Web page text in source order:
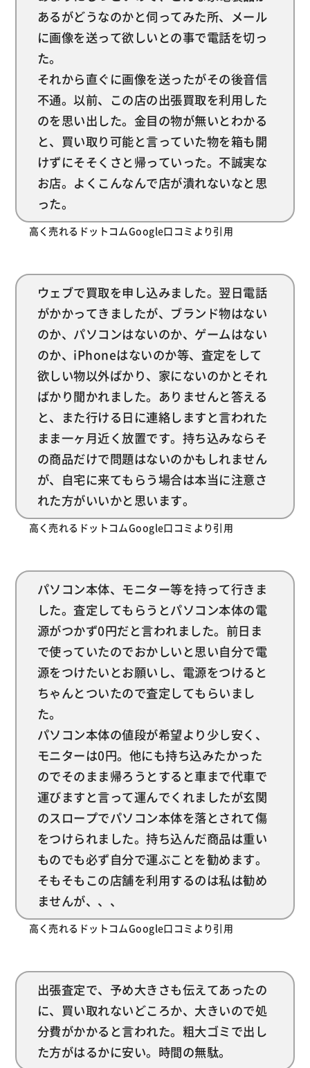
あるがどうなのかと伺ってみた所、メール
に画像を送って欲しいとの事で電話を切っ
た。
それから直ぐに画像を送ったがその後音信
不通。以前、この店の出張買取を利用した
のを思い出した。金目の物が無いとわかる
と、買い取り可能と言っていた物を箱も開
けずにそそくさと帰っていった。不誠実な
お店。よくこんなんで店が潰れないなと思
った。
高く売れるドットコムGoogle口コミより引用
ウェブで買取を申し込みました。翌日電話
がかかってきましたが、ブランド物はない
のか、パソコンはないのか、ゲームはない
のか、iPhoneはないのか等、査定をして
欲しい物以外ばかり、家にないのかとそれ
ばかり聞かれました。ありませんと答える
と、また行ける日に連絡しますと言われた
まま一ヶ月近く放置です。持ち込みならそ
の商品だけで問題はないのかもしれません
が、自宅に来てもらう場合は本当に注意さ
れた方がいいかと思います。
高く売れるドットコムGoogle口コミより引用
パソコン本体、モニター等を持って行きま
した。査定してもらうとパソコン本体の電
源がつかず0円だと言われました。前日ま
で使っていたのでおかしいと思い自分で電
源をつけたいとお願いし、電源をつけると
ちゃんとついたので査定してもらいまし
た。
パソコン本体の値段が希望より少し安く、
モニターは0円。他にも持ち込みたかった
のでそのまま帰ろうとすると車まで代車で
運びますと言って運んでくれましたが玄関
のスロープでパソコン本体を落とされて傷
をつけられました。持ち込んだ商品は重い
ものでも必ず自分で運ぶことを勧めます。
そもそもこの店舗を利用するのは私は勧め
ませんが、、、
高く売れるドットコムGoogle口コミより引用
出張査定で、予め大きさも伝えてあったの
に、買い取れないどころか、大きいので処
分費がかかると言われた。粗大ゴミで出し
た方がはるかに安い。時間の無駄。